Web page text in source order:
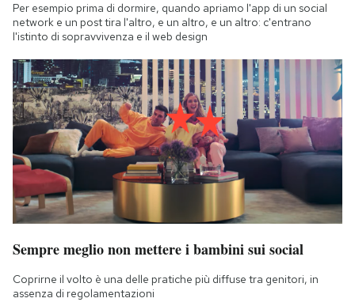
Per esempio prima di dormire, quando apriamo l'app di un social
network e un post tira l'altro, e un altro, e un altro: c'entrano
l'istinto di sopravvivenza e il web design
Sempre meglio non mettere i bambini sui social
Coprirne il volto è una delle pratiche più diffuse tra genitori, in
assenza di regolamentazioni